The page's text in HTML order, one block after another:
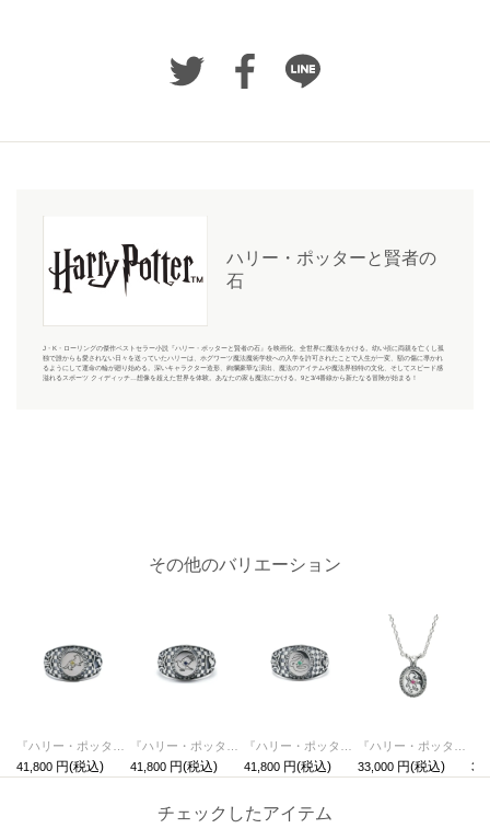
ハリー・ポッターと賢者の
石
J・K・ローリングの傑作ベストセラー小説『ハリー・ポッターと賢者の石』を映画化、全世界に魔法をかける。幼い頃に両親を亡くし孤
独で誰からも愛されない日々を送っていたハリーは、ホグワーツ魔法魔術学校への入学を許可されたことで人生が一変、額の傷に導かれ
るようにして運命の輪が廻り始める。深いキャラクター造形、絢爛豪華な演出、魔法のアイテムや魔法界独特の文化、そしてスピード感
溢れるスポーツ クィディッチ…想像を超えた世界を体験。あなたの家も魔法にかける。9と3/4番線から新たなる冒険が始まる！
その他のバリエーション
41,800
41,800
41,800
33,000
チェックしたアイテム